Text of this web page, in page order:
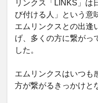
リンクス「LINKS」は
び付ける人」という意
エムリンクスとの出逢
げ、多くの方に繋がっ
した。
エムリンクスはいつも
方が繋がるきっかけと